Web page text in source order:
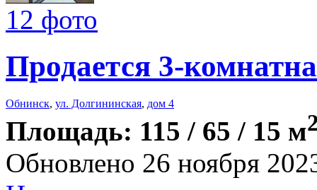
12 фото
Продается 3-
Обнинск, ул. Долгининская, дом 4
Площадь: 115 / 65 / 15 м
Обновлено 26 ноября